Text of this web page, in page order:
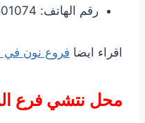
رقم الهاتف: 00966122501074
اقراء ايضا فروع نون في
محل نتشي فرع